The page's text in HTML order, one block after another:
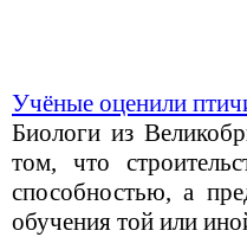
Учёные оценили
Биологи из
том, что
способностью, а
обучения той или